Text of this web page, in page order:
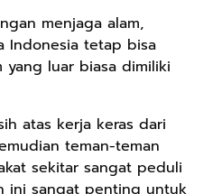
menjaga alam,
Indonesia tetap bisa
yang luar biasa dimiliki
atas kerja keras dari
teman-teman
sekitar sangat peduli